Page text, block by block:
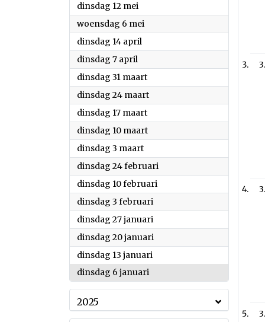
dinsdag 12 mei
woensdag 6 mei
dinsdag 14 april
dinsdag 7 april
dinsdag 31 maart2026
dinsdag 24 maart2026
dinsdag 17 maart2026
dinsdag 10 maart2026
dinsdag 3 maart2026
dinsdag 24 februari
dinsdag 10 februari
dinsdag 3 februari
dinsdag 27 januari
dinsdag 20 januari
dinsdag 13 januari
dinsdag 6 januari
2025